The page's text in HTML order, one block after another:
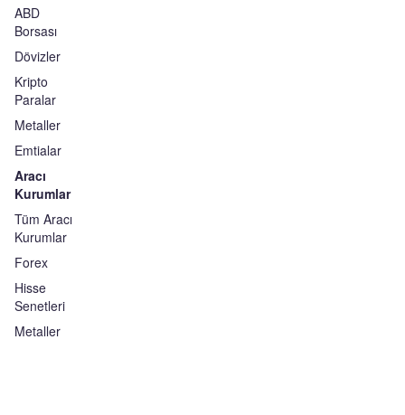
ABD
Borsası
Dövizler
Kripto
Paralar
Metaller
Emtialar
Aracı
Kurumlar
Tüm Aracı
Kurumlar
Forex
Hisse
Senetleri
Metaller